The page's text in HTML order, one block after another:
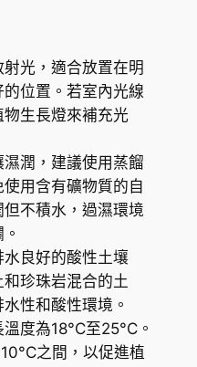
光，適合放置在明
位置。若室內光線
生長燈來補充光
潤，建議使用蒸餾
用含有礦物質的自
不積水，過濕環境
良好的酸性土壤
珍珠岩混合的土
性和酸性環境。
度為18°C至25°C。
之間，以促進植